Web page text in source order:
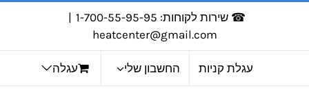
☎ שירות לקוחות: 1-700-55-95-95
|
heatcenter@gmail.com
עגלת קניות החשבון שלי עגלה